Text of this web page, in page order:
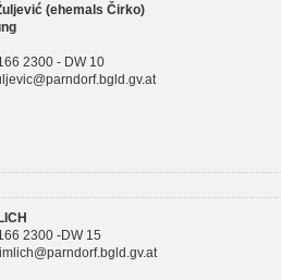
(ehemals Čirko)
2300 - DW 10
2300 -DW 15